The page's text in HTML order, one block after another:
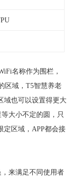
名称作为围栏，
区域，T5智慧养老
域也可以设置得更大
大小不定的圆，只
定区域，APP都会接
来满足不同使用者